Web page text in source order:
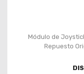
Módulo de
Repuesto